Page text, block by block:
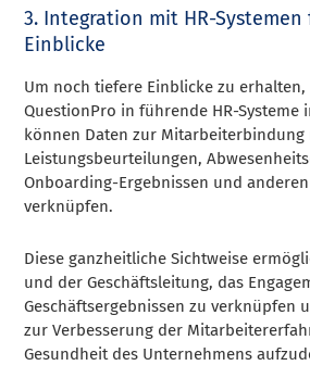
3. Integration mit HR-
Einblicke
Um noch tiefere Einblicke zu erhalten,
QuestionPro in führende HR-Systeme
können Daten zur Mitarbeiterbindung
Leistungsbeurteilungen,
Onboarding-Ergebnissen und
verknüpfen.
Diese ganzheitliche Sichtweise
und der Geschäftsleitung, das
Geschäftsergebnissen zu verknüpfen
zur Verbesserung der
Gesundheit des Unternehmens